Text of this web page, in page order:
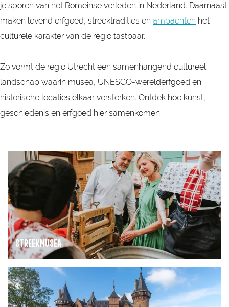
je sporen van het Romeinse verleden in Nederland. Daarnaast
maken levend erfgoed, streektradities en ambachten het
culturele karakter van de regio tastbaar.
Zo vormt de regio Utrecht een samenhangend cultureel
landschap waarin musea, UNESCO-werelderfgoed en
historische locaties elkaar versterken. Ontdek hoe kunst,
geschiedenis en erfgoed hier samenkomen:
STREEKMUSEA
t
r
e
e
k
m
u
s
e
K
a
s